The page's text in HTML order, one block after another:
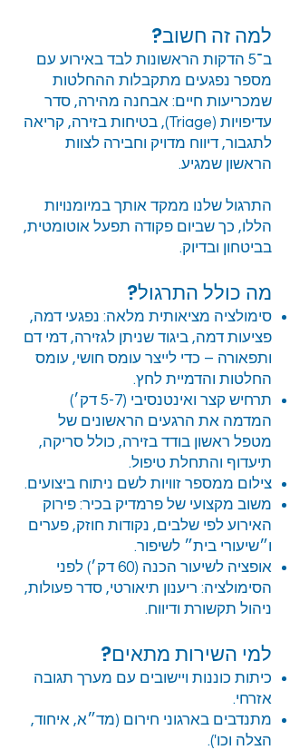
למה זה חשוב?
ב־5 הדקות הראשונות לבד באירוע עם
מספר נפגעים מתקבלות ההחלטות
שמכריעות חיים: אבחנה מהירה, סדר
עדיפויות (Triage), בטיחות בזירה, קריאה
לתגבור, דיווח מדויק וחבירה לצוות
הראשון שמגיע.
התרגול שלנו ממקד אותך במיומנויות
הללו, כך שביום פקודה תפעל אוטומטית,
בביטחון ובדיוק.
מה כולל התרגול?
סימולציה מציאותית מלאה: נפגעי דמה,
פציעות דמה, ביגוד שניתן לגזירה, דמי דם
ותפאורה – כדי לייצר עומס חושי, עומס
החלטות והדמיית לחץ.
תרחיש קצר ואינטנסיבי (5-7 דק׳)
המדמה את הרגעים הראשונים של
מטפל ראשון בודד בזירה, כולל סריקה,
תיעדוף והתחלת טיפול.
צילום ממספר זוויות לשם ניתוח ביצועים.
משוב מקצועי של פרמדיק בכיר: פירוק
האירוע לפי שלבים, נקודות חוזק, פערים
ו״שיעורי בית״ לשיפור.
אופציה לשיעור הכנה (60 דק׳) לפני
הסימולציה: ריענון תיאורטי, סדר פעולות,
ניהול תקשורת ודיווח.
למי השירות מתאים?
כיתות כוננות ויישובים עם מערך תגובה
אזרחי.
מתנדבים בארגוני חירום (מד״א, איחוד,
הצלה וכו').